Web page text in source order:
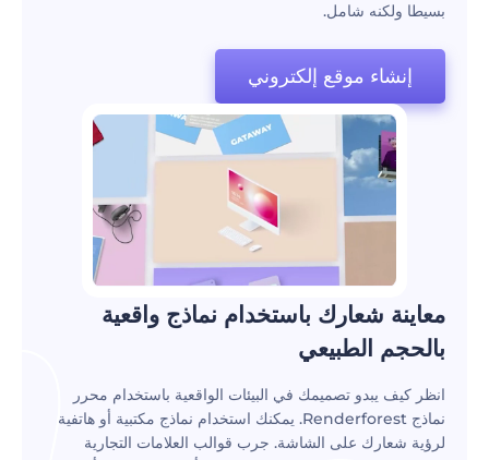
بسيطا ولكنه شامل.
إنشاء موقع إلكتروني
‫معاينة شعارك باستخدام نماذج واقعية
بالحجم الطبيعي‬
انظر كيف يبدو تصميمك في البيئات الواقعية باستخدام محرر
نماذج Renderforest. يمكنك استخدام نماذج مكتبية أو هاتفية
لرؤية شعارك على الشاشة. جرب قوالب العلامات التجارية